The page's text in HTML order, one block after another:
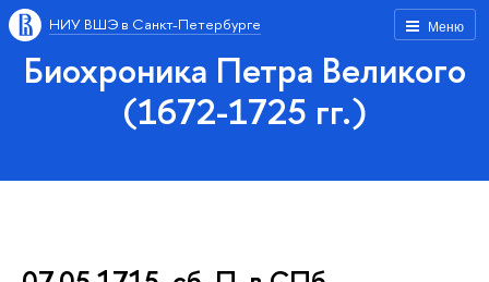
Меню
НИУ ВШЭ в Санкт-Петербурге
Биохроника Петра Великого
(1672-1725 гг.)